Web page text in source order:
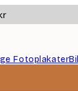
Fotoplakater